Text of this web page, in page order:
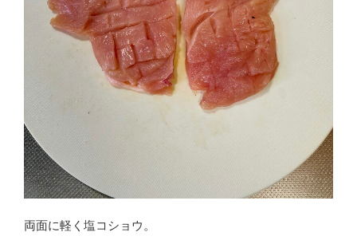
両面に軽く塩コショウ。